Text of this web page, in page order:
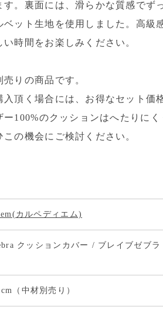
。裏面には、滑らかな質感でず
ベット生地を使用しました。高級
時間をお楽しみください。
りの商品です。
頂く場合には、お得なセット価
100%のクッションはへたりにく
の機会にご検討ください。
カルペディエム)
クッションカバー / ブレイブゼブラ
（中材別売り）